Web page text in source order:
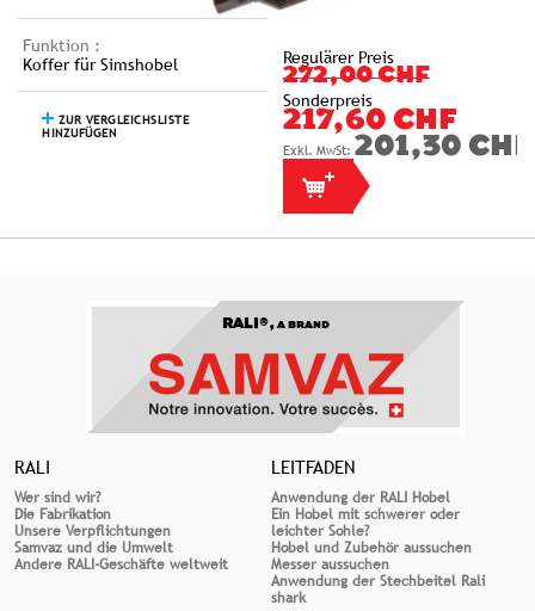
Funktion :
Koffer für Simshobel
ZUR VERGLEICHSLISTE
HINZUFÜGEN
Regulärer Preis
272,00 CHF
Sonderpreis
217,60 CHF
201,30 CHF
RALI®, A BRAND
RALI
Wer sind wir?
Die Fabrikation
Unsere Verpflichtungen
Samvaz und die Umwelt
Andere RALI-Geschäfte weltweit
LEITFADEN
Anwendung der RALI Hobel
Ein Hobel mit schwerer oder
leichter Sohle?
Hobel und Zubehör aussuchen
Messer aussuchen
Anwendung der Stechbeitel Rali
shark